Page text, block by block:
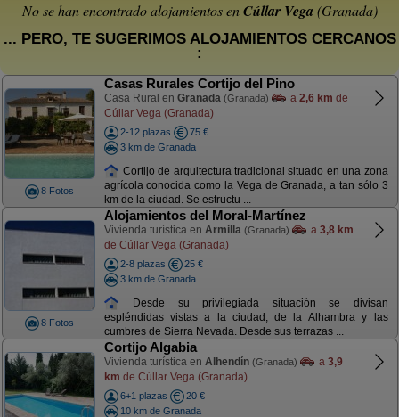
No se han encontrado alojamientos enCúllar Vega (Granada)
... PERO, TE SUGERIMOS ALOJAMIENTOS CERCANOS
:
8 Fotos
Casas Rurales Cortijo del Pino
Casa Rural en Granada (Granada) a 2,6 km de
Cúllar Vega (Granada)
2-12 plazas
75 €
3 km de Granada
Cortijo de arquitectura tradicional situado en una zona
agrícola conocida como la Vega de Granada, a tan sólo 3
km de la ciudad. Se estructu ...
8 Fotos
Alojamientos del Moral-Martínez
Vivienda turística en Armilla (Granada) a 3,8 km
de Cúllar Vega (Granada)
2-8 plazas
25 €
3 km de Granada
Desde su privilegiada situación se divisan
espléndidas vistas a la ciudad, de la Alhambra y las
cumbres de Sierra Nevada. Desde sus terrazas ...
Cortijo Algabia
Vivienda turística en Alhendín (Granada) a 3,9
km de Cúllar Vega (Granada)
6+1 plazas
20 €
10 km de Granada